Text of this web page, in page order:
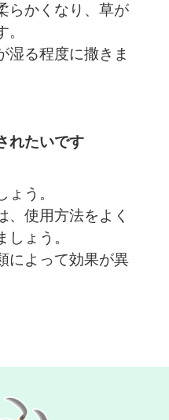
らかくなり、草が
湿る程度に撒きま
れたいです
ょう。
、使用方法をよく
しょう。
によって効果が異